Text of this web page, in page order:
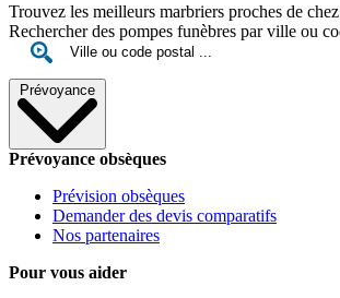
Trouvez les meilleurs marbriers proches de
Rechercher des pompes funèbres par ville ou
Prévoyance
Prévoyance obsèques
Prévision obsèques
Demander des devis comparatifs
Nos partenaires
Pour vous aider